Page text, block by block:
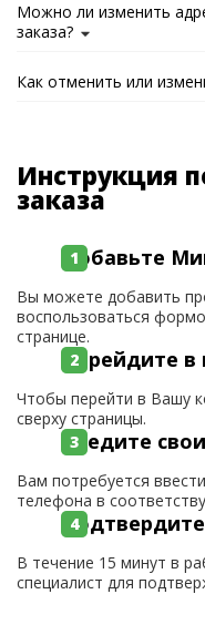
Можно ли изменить
заказа?
Как отменить или
Инструкция
заказа
Добавьте
Вы можете добавить
воспользоваться
странице.
Перейдите в
Чтобы перейти в Вашу
сверху страницы.
Введите
Вам потребуется
телефона в
В течение 15 минут в
специалист для